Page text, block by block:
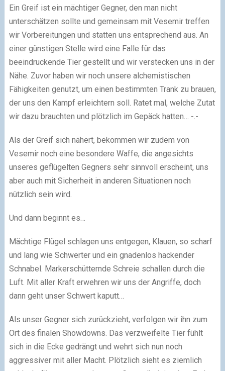
Ein Greif ist ein mächtiger Gegner, den man nicht
unterschätzen sollte und gemeinsam mit Vesemir treffen
wir Vorbereitungen und statten uns entsprechend aus. An
einer günstigen Stelle wird eine Falle für das
beeindruckende Tier gestellt und wir verstecken uns in der
Nähe. Zuvor haben wir noch unsere alchemistischen
Fähigkeiten genutzt, um einen bestimmten Trank zu brauen,
der uns den Kampf erleichtern soll. Ratet mal, welche Zutat
wir dazu brauchten und plötzlich im Gepäck hatten… -.-
Als der Greif sich nähert, bekommen wir zudem von
Vesemir noch eine besondere Waffe, die angesichts
unseres geflügelten Gegners sehr sinnvoll erscheint, uns
aber auch mit Sicherheit in anderen Situationen noch
nützlich sein wird.
Und dann beginnt es…
Mächtige Flügel schlagen uns entgegen, Klauen, so scharf
und lang wie Schwerter und ein gnadenlos hackender
Schnabel. Markerschütternde Schreie schallen durch die
Luft. Mit aller Kraft erwehren wir uns der Angriffe, doch
dann geht unser Schwert kaputt…
Als unser Gegner sich zurückzieht, verfolgen wir ihn zum
Ort des finalen Showdowns. Das verzweifelte Tier fühlt
sich in die Ecke gedrängt und wehrt sich nun noch
aggressiver mit aller Macht. Plötzlich sieht es ziemlich